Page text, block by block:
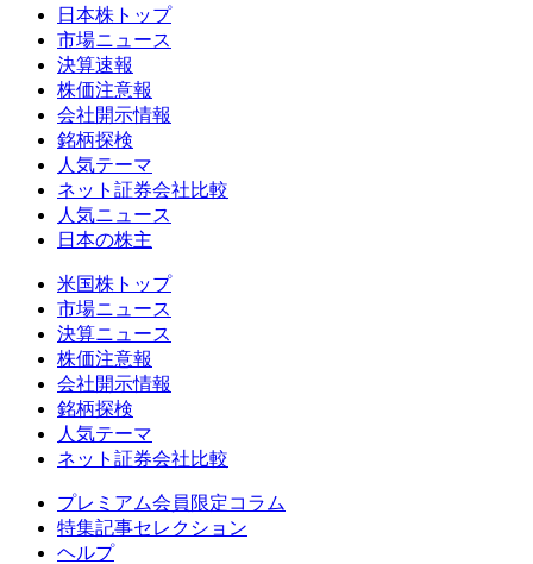
日本株トップ
市場ニュース
決算速報
株価注意報
会社開示情報
銘柄探検
人気テーマ
ネット証券会社比較
人気ニュース
日本の株主
米国株トップ
市場ニュース
決算ニュース
株価注意報
会社開示情報
銘柄探検
人気テーマ
ネット証券会社比較
プレミアム会員限定コラム
特集記事セレクション
ヘルプ